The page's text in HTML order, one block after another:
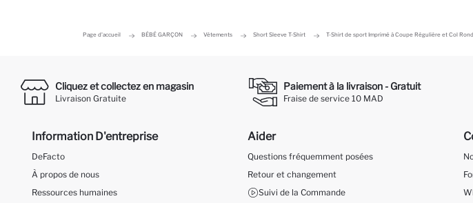
Page d'accueil BÉBÉ GARÇON Vêtements Short Sleeve T-Shirt T-Shirt de sport Imprimé à Coupe Régulière et Col
Cliquez et collectez en magasin
Livraison Gratuite
Paiement à la livraison - Gratuit
Fraise de service 10 MAD
Information D'entreprise
DeFacto
À propos de nous
Ressources humaines
Aider
Questions fréquemment posées
Retour et changement
Suivi de la Commande